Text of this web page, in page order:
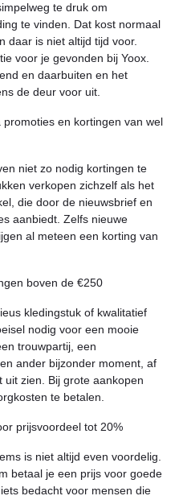
te druk om
te vinden. Dat kost normaal
daar is niet altijd tijd voor.
voor je gevonden bij Yoox.
en daarbuiten en het
de deur voor uit.
en kortingen van wel
niet zo nodig kortingen te
verkopen zichzelf als het
die door de nieuwsbrief en
aanbiedt. Zelfs nieuwe
al meteen een korting van
boven de €250
kledingstuk of kwalitatief
nodig voor een mooie
trouwpartij, een
ander bijzonder moment, af
zien. Bij grote aankopen
te betalen.
prijsvoordeel tot 20%
is niet altijd even voordelig.
betaal je een prijs voor goede
bedacht voor mensen die